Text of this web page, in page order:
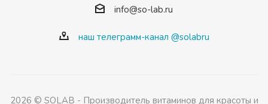
info@so-lab.ru
наш телеграмм-канал @solabru
2026 © SOLAB - Производитель витаминов для красоты и